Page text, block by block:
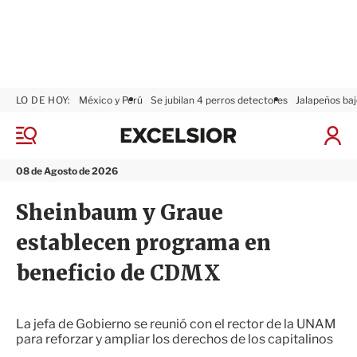
M
n
08 de Agosto de 2026
LO DE HOY: México y Perú Se jubilan 4 perros detectores Jalapeños
I
n
x
r
Sheinbaum y Graue
establecen programa en
beneficio de CDMX
La jefa de Gobierno se reunió con el rector de la UNAM
para reforzar y ampliar los derechos de los capitalinos